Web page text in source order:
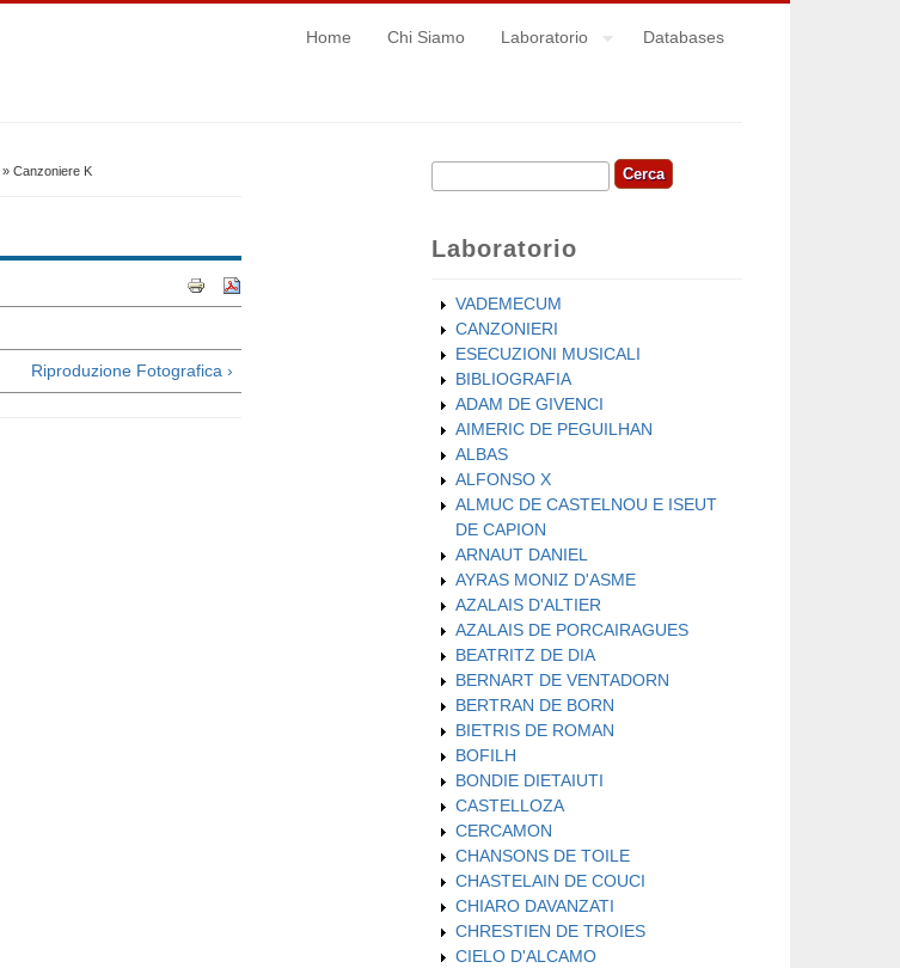
Home Chi Siamo Laboratorio Databases
» Canzoniere K
Riproduzione Fotografica ›
Form di ricerca
Cerca
Laboratorio
VADEMECUM
CANZONIERI
ESECUZIONI MUSICALI
BIBLIOGRAFIA
ADAM DE GIVENCI
AIMERIC DE PEGUILHAN
ALBAS
ALFONSO X
ALMUC DE CASTELNOU E ISEUT
DE CAPION
ARNAUT DANIEL
AYRAS MONIZ D'ASME
AZALAIS D'ALTIER
AZALAIS DE PORCAIRAGUES
BEATRITZ DE DIA
BERNART DE VENTADORN
BERTRAN DE BORN
BIETRIS DE ROMAN
BOFILH
BONDIE DIETAIUTI
CASTELLOZA
CERCAMON
CHANSONS DE TOILE
CHASTELAIN DE COUCI
CHIARO DAVANZATI
CHRESTIEN DE TROIES
CIELO D'ALCAMO